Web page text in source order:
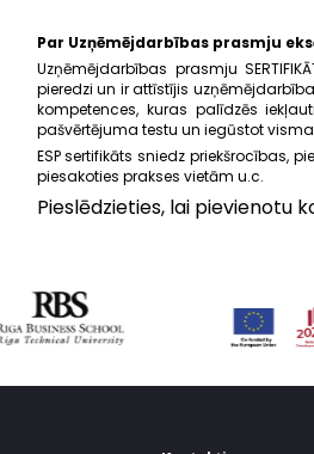
Par Uzņēmējdarbības prasmju
Uzņēmējdarbības prasmju
pieredzi un ir attīstījis
kompetences, kuras palīdzēs
pašvērtējuma testu un iegūstot
ESP sertifikāts sniedz priekšrocības,
piesakoties prakses vietām u.c.
Pieslēdzieties, lai pievienotu